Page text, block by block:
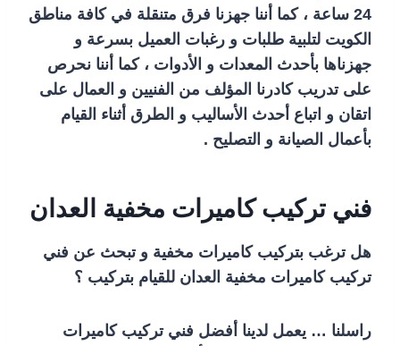
24 ساعة ، كما أننا جهزنا فرق متنقلة في كافة مناطق
الكويت لتلبية طلبات و رغبات العميل بسرعة و
جهزناها بأحدث المعدات و الأدوات ، كما أننا نحرص
على تدريب كادرنا المؤلف من الفنيين و العمال على
اتقان و اتباع أحدث الأساليب و الطرق أثناء القيام
بأعمال الصيانة و التصليح .
فني تركيب كاميرات مخفية العدان
هل ترغب بتركيب كاميرات مخفية و تبحث عن فني
تركيب كاميرات مخفية العدان للقيام بتركيب ؟
راسلنا … يعمل لدينا أفضل فني تركيب كاميرات